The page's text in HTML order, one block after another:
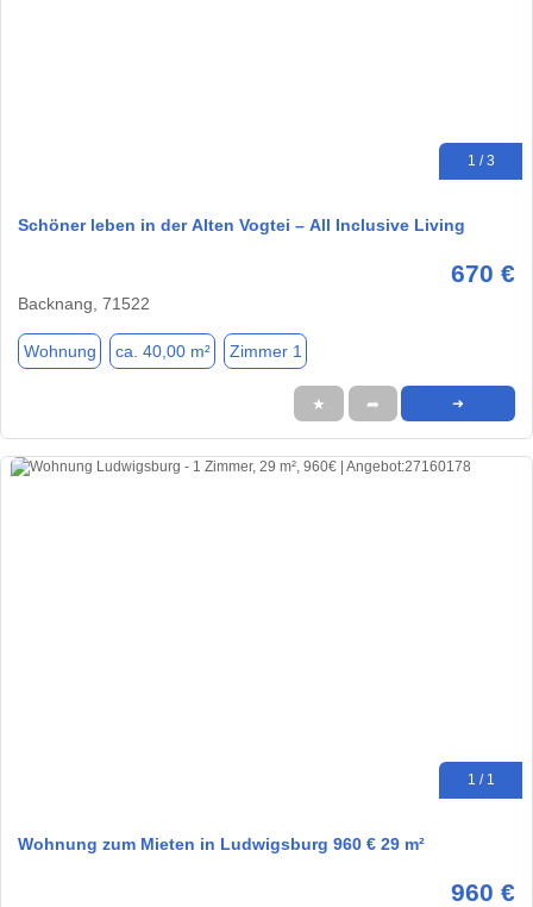
1 / 3
Schöner leben in der Alten Vogtei – All Inclusive Living
670 €
Backnang, 71522
Wohnung ca. 40,00 m² Zimmer 1
★ ➦ ➜
1 / 1
Wohnung zum Mieten in Ludwigsburg 960 € 29 m²
960 €